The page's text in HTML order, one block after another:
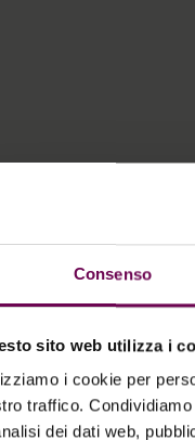
Consenso
sito web utilizza i
i cookie per
traffico.
dei dati web,